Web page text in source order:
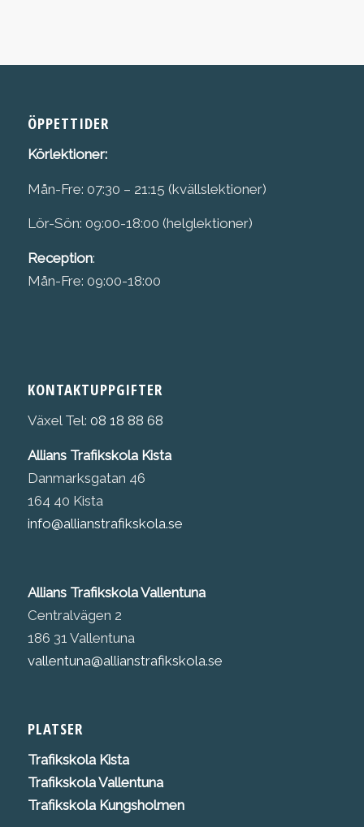
ÖPPETTIDER
Körlektioner:
Mån-Fre: 07:30 – 21:15 (kvällslektioner)
Lör-Sön: 09:00-18:00 (helglektioner)
Reception:
Mån-Fre: 09:00-18:00
KONTAKTUPPGIFTER
Växel Tel: 08 18 88 68
Allians Trafikskola Kista
Danmarksgatan 46
164 40 Kista
info@allianstrafikskola.se
Allians Trafikskola Vallentuna
Centralvägen 2
186 31 Vallentuna
vallentuna@allianstrafikskola.se
PLATSER
Trafikskola Kista
Trafikskola Vallentuna
Trafikskola Kungsholmen